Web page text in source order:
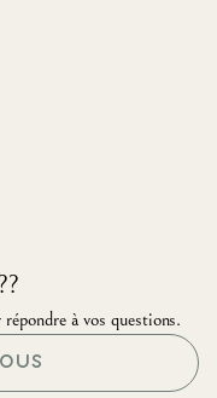
à vos questions.